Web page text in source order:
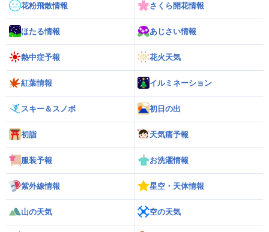
花粉飛散情報 さくら開花情報
ほたる情報 あじさい情報
熱中症予報 花火天気
紅葉情報 イルミネーション
スキー＆スノボ 初日の出
初詣 天気痛予報
服装予報 お洗濯情報
紫外線情報 星空・天体情報
山の天気 空の天気